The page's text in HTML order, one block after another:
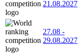
21.08.2027
27.08 -
29.08.2027